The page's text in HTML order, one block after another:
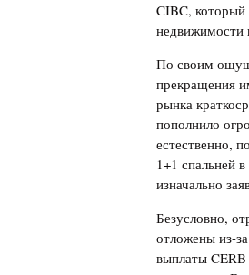
CIBC, который
недвижимости
По своим
прекращения
рынка
пополнило
естественно,
1+1 спальней
изначально
Безусловно,
отложены из-
выплаты